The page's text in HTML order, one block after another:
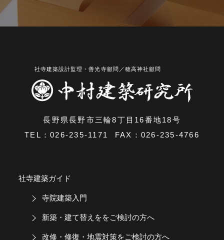
長野県長野市三輪8丁目16番地18号
TEL：026-235-1171 FAX：026-235-4766
社寺建築ガイド
寺院建築入門
新築・建て替えををご検討の方へ
改修・修復・地震対策をご検討の方へ